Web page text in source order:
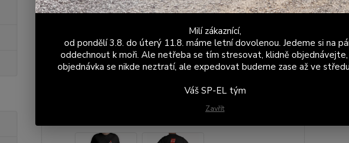
412
Milí zákaznící,
od pondělí 3.8. do úterý 11.8. máme letní dovolenou. Jedeme si na
oddechnout k moři. Ale netřeba se tím stresovat, klidně objednávejte,
objednávka se nikde neztratí, ale expedovat budeme zase až ve
Váš SP-EL tým
Zavřít